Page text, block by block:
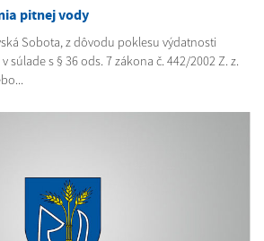
pitnej vody
Sobota, z dôvodu poklesu výdatnosti
súlade s § 36 ods. 7 zákona č. 442/2002 Z. z.